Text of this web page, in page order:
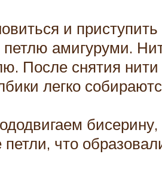
и приступить
амигуруми.
После снятия нити
легко
бисерину,
что